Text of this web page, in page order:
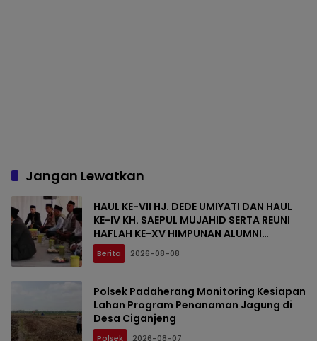
Jangan Lewatkan
HAUL KE-VII HJ. DEDE UMIYATI DAN HAUL
KE-IV KH. SAEPUL MUJAHID SERTA REUNI
HAFLAH KE-XV HIMPUNAN ALUMNI
DIGELAR DI PONDOK PESANTREN AL-FALAH
SANUSSIYAH
Berita 2026-08-08
Polsek Padaherang Monitoring Kesiapan
Lahan Program Penanaman Jagung di
Desa Ciganjeng
Polsek 2026-08-07